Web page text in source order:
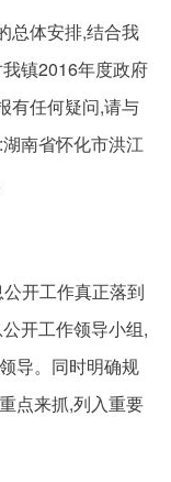
总体安排,结合我
镇2016年度政府
有任何疑问,请与
南省怀化市洪江
开工作真正落到
开工作领导小组,
导。同时明确规
点来抓,列入重要